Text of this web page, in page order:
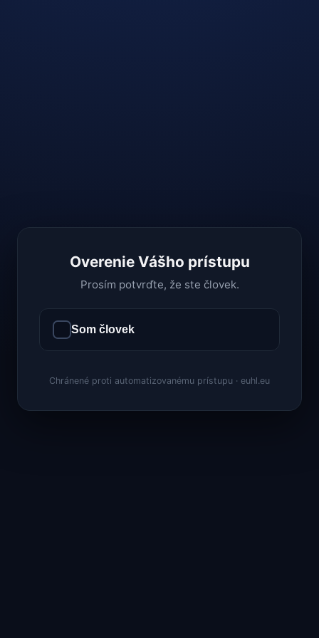
Overenie Vášho prístupu
Prosím potvrďte, že ste človek.
Som človek
Chránené proti automatizovanému prístupu · euhl.eu